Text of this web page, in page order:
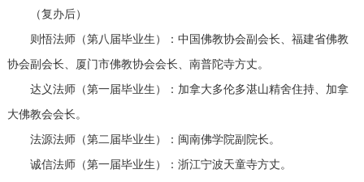
（复办后）
则悟法师（第八届毕业生）：中国佛教协会副会长、福建省佛教
协会副会长、厦门市佛教协会会长、南普陀寺方丈。
达义法师（第一届毕业生）：加拿大多伦多湛山精舍住持、加拿
大佛教会会长。
法源法师（第二届毕业生）：闽南佛学院副院长。
诚信法师（第一届毕业生）：浙江宁波天童寺方丈。